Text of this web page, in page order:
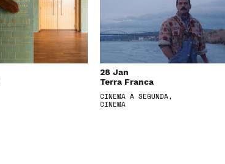
28 Jan
Terra Franca
CINEMA À SEGUNDA,
CINEMA